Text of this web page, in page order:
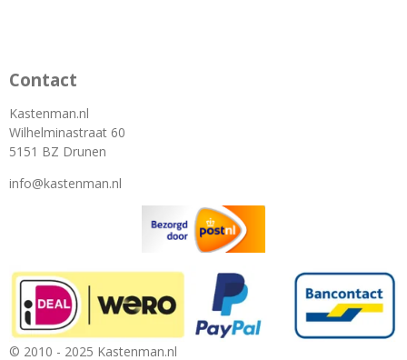
Contact
Kastenman.nl
Wilhelminastraat 60
5151 BZ Drunen
info@kastenman.nl
© 2010 - 2025 Kastenman.nl